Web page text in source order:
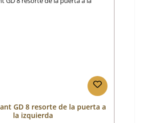
GD 8 resorte de la puerta a
la izquierda